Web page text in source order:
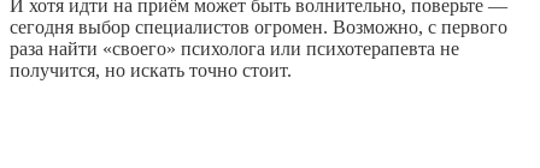
И хотя идти на приём может быть волнительно, поверьте —
сегодня выбор специалистов огромен. Возможно, с первого
раза найти «своего» психолога или психотерапевта не
получится, но искать точно стоит.